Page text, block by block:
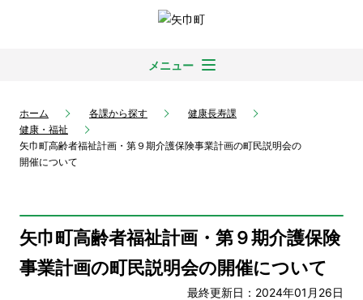
メニュー
ホーム 各課から探す
健康長寿課
健康・福祉
矢巾町高齢者福祉計画・第９期介護保険事業計画の町民説明会の
開催について
矢巾町高齢者福祉計画・第９期介護保険
事業計画の町民説明会の開催について
最終更新日：2024年01月26日